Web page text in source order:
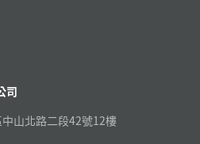
司
山北路二段42號12樓